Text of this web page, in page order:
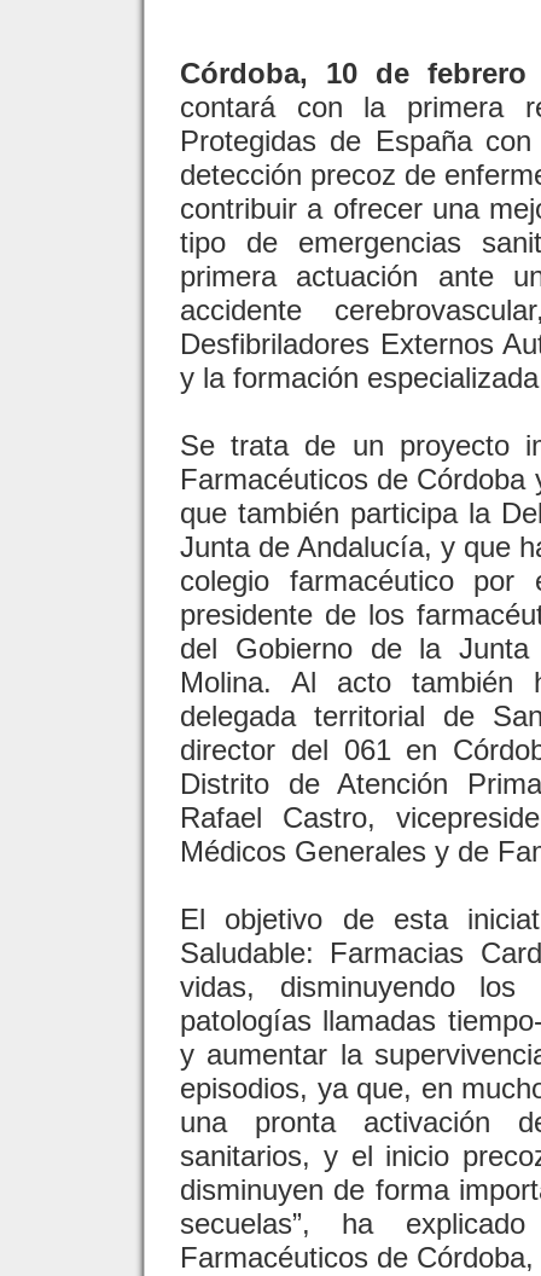
Córdoba, 10 de febrero
contará con la primera
Protegidas de España
detección precoz de
contribuir a ofrecer una
tipo de emergencias
primera actuación ante
accidente
Desfibriladores Externos
y la formación
Se trata de un proyecto
Farmacéuticos de
que también participa la
Junta de Andalucía, y que
colegio farmacéutico
presidente de los
del Gobierno de la
Molina. Al acto también
delegada territorial de
director del 061 en
Distrito de Atención
Rafael Castro,
Médicos Generales y de
El objetivo de esta
Saludable: Farmacias
vidas, disminuyendo
patologías llamadas
y aumentar la
episodios, ya que, en
una pronta activación
sanitarios, y el inicio
disminuyen de forma
secuelas”, ha
Farmacéuticos de